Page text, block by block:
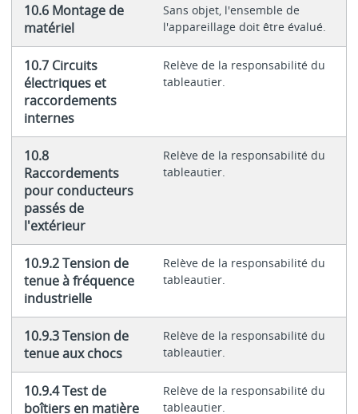
10.6 Montage de
matériel
Sans objet, l'ensemble de
l'appareillage doit être évalué.
10.7 Circuits
électriques et
raccordements
internes
Relève de la responsabilité du
tableautier.
10.8
Raccordements
pour conducteurs
passés de
l'extérieur
Relève de la responsabilité du
tableautier.
10.9.2 Tension de
tenue à fréquence
industrielle
Relève de la responsabilité du
tableautier.
10.9.3 Tension de
tenue aux chocs
Relève de la responsabilité du
tableautier.
10.9.4 Test de
boîtiers en matière
Relève de la responsabilité du
tableautier.